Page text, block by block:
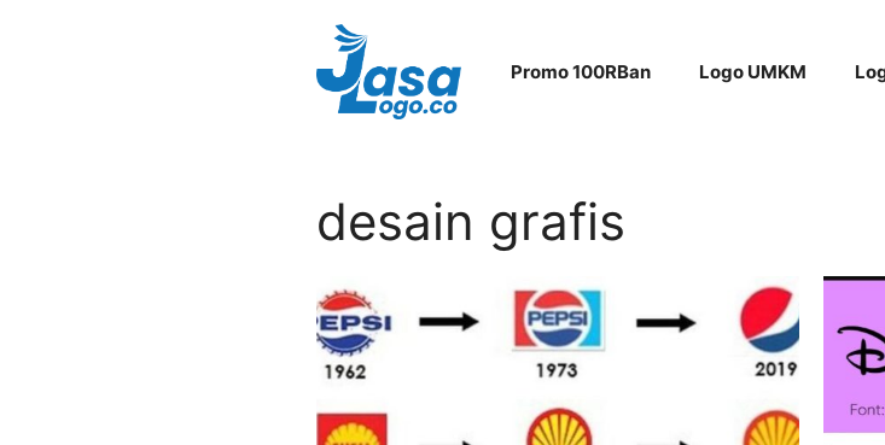
Promo 100RBan Logo UMKM
desain grafis